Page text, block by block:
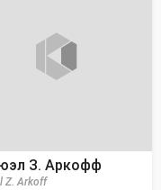
З. Аркофф
Z. Arkoff